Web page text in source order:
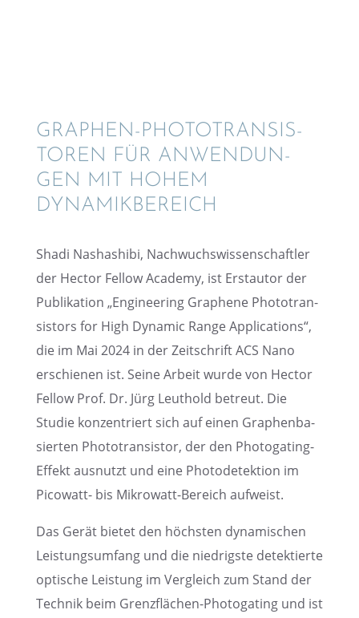
GRAPHEN-PHOTO­TRAN­SIS­
TO­REN FÜR ANWEN­DUN­
GEN MIT HOHEM
DYNAMIKBEREICH
Shadi Nasha­sh­ibi, Nachwuchs­wis­sen­schaft­ler
der Hector Fellow Academy, ist Erstau­tor der
Publi­ka­tion „Enginee­ring Graphene Photo­tran­
sis­tors for High Dynamic Range Appli­ca­ti­ons“,
die im Mai 2024 in der Zeitschrift ACS Nano
erschie­nen ist. Seine Arbeit wurde von Hector
Fellow Prof. Dr. Jürg Leuthold betreut. Die
Studie konzen­triert sich auf einen Graphen­ba­
sier­ten Photo­tran­sis­tor, der den Photo­ga­ting-
Effekt ausnutzt und eine Photo­de­tek­tion im
Picowatt- bis Mikro­watt-Bereich aufweist.
Das Gerät bietet den höchs­ten dynami­schen
Leistungs­um­fang und die niedrigste detek­tierte
optische Leistung im Vergleich zum Stand der
Technik beim Grenz­flä­chen-Photo­ga­ting und ist